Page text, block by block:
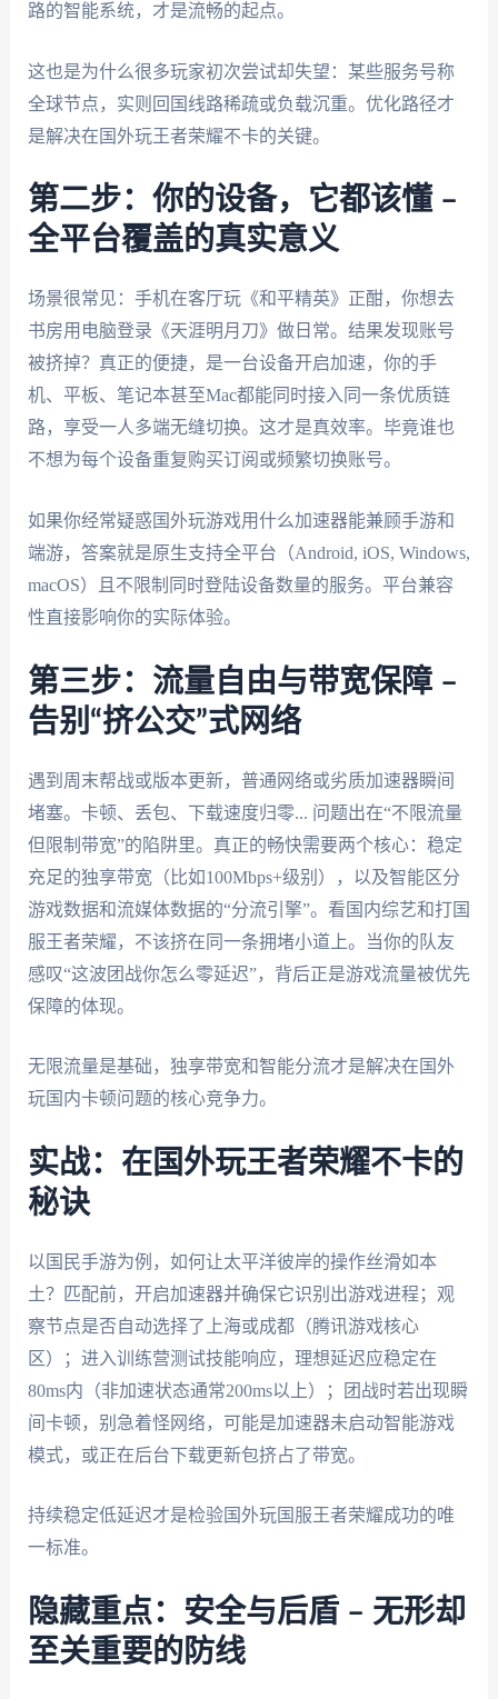
路的智能系统，才是流畅的起点。
这也是为什么很多玩家初次尝试却失望：某些服务号称
全球节点，实则回国线路稀疏或负载沉重。优化路径才
是解决在国外玩王者荣耀不卡的关键。
第二步：你的设备，它都该懂 –
全平台覆盖的真实意义
场景很常见：手机在客厅玩《和平精英》正酣，你想去
书房用电脑登录《天涯明月刀》做日常。结果发现账号
被挤掉？真正的便捷，是一台设备开启加速，你的手
机、平板、笔记本甚至Mac都能同时接入同一条优质链
路，享受一人多端无缝切换。这才是真效率。毕竟谁也
不想为每个设备重复购买订阅或频繁切换账号。
如果你经常疑惑国外玩游戏用什么加速器能兼顾手游和
端游，答案就是原生支持全平台（Android, iOS, Windows,
macOS）且不限制同时登陆设备数量的服务。平台兼容
性直接影响你的实际体验。
第三步：流量自由与带宽保障 –
告别“挤公交”式网络
遇到周末帮战或版本更新，普通网络或劣质加速器瞬间
堵塞。卡顿、丢包、下载速度归零... 问题出在“不限流量
但限制带宽”的陷阱里。真正的畅快需要两个核心：稳定
充足的独享带宽（比如100Mbps+级别），以及智能区分
游戏数据和流媒体数据的“分流引擎”。看国内综艺和打国
服王者荣耀，不该挤在同一条拥堵小道上。当你的队友
感叹“这波团战你怎么零延迟”，背后正是游戏流量被优先
保障的体现。
无限流量是基础，独享带宽和智能分流才是解决在国外
玩国内卡顿问题的核心竞争力。
实战：在国外玩王者荣耀不卡的
秘诀
以国民手游为例，如何让太平洋彼岸的操作丝滑如本
土？匹配前，开启加速器并确保它识别出游戏进程；观
察节点是否自动选择了上海或成都（腾讯游戏核心
区）；进入训练营测试技能响应，理想延迟应稳定在
80ms内（非加速状态通常200ms以上）；团战时若出现瞬
间卡顿，别急着怪网络，可能是加速器未启动智能游戏
模式，或正在后台下载更新包挤占了带宽。
持续稳定低延迟才是检验国外玩国服王者荣耀成功的唯
一标准。
隐藏重点：安全与后盾 – 无形却
至关重要的防线